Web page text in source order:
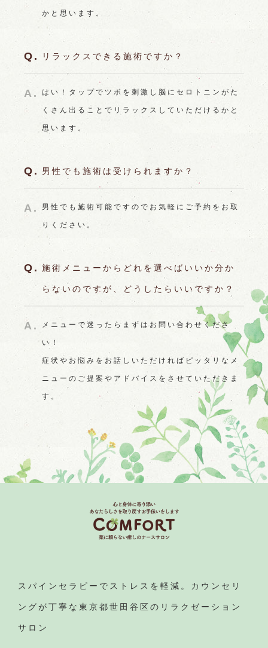
かと思います。
リラックスできる施術ですか？
はい！タップでツボを刺激し脳にセロトニンがた
くさん出ることでリラックスしていただけるかと
思います。
男性でも施術は受けられますか？
男性でも施術可能ですのでお気軽にご予約をお取
りください。
施術メニューからどれを選べばいいか分か
らないのですが、どうしたらいいですか？
メニューで迷ったらまずはお問い合わせくださ
い！
症状やお悩みをお話しいただければピッタリなメ
ニューのご提案やアドバイスをさせていただきま
す。
スパインセラピーでストレスを軽減。カウンセリ
ングが丁寧な東京都世田谷区のリラクゼーション
サロン